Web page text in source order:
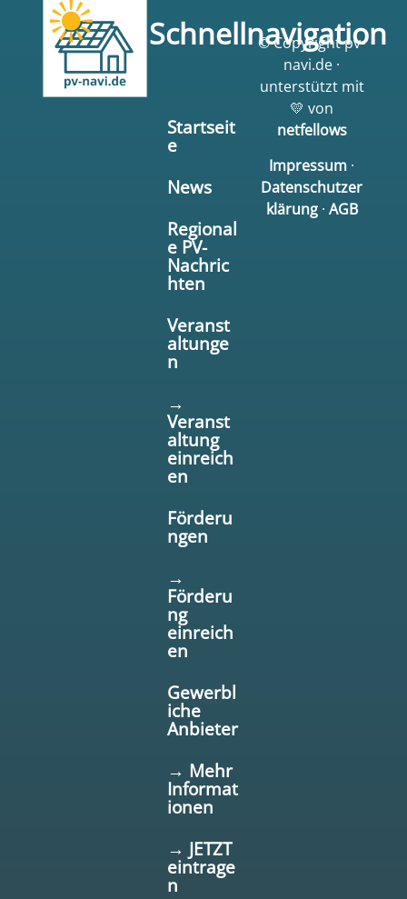
Schnellnavigation
Startseit
e
News
Regional
e PV-
Nachric
hten
Veranst
altunge
n
→
Veranst
altung
einreich
en
Förderu
ngen
→
Förderu
ng
einreich
en
Gewerbl
iche
Anbieter
→ Mehr
Informat
ionen
→ JETZT
eintrage
n
© Copyright pv-
navi.de ·
unterstützt mit
💛 von
netfellows
Impressum ·
Datenschutzer
klärung· AGB